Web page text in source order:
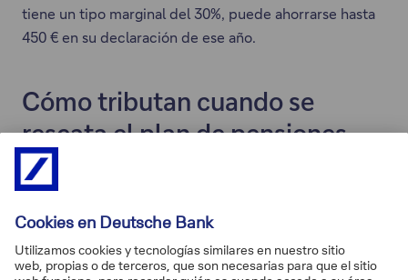
tiene un tipo marginal del 30%, puede ahorrarse hasta
450 € en su declaración de ese año.
Cómo tributan cuando se
rescata el plan de pensiones
El tratamiento fiscal cambia completamente cuando se
tributa como rendimiento del trabajo y se integra en la
base imponible general del IRPF, independientemente
de si se cobra en forma de capital, renta periódica o